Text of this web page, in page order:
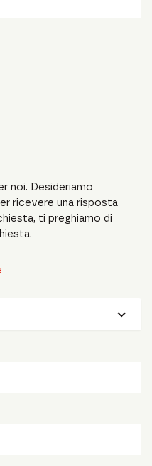
noi. Desideriamo
ricevere una risposta
ti preghiamo di